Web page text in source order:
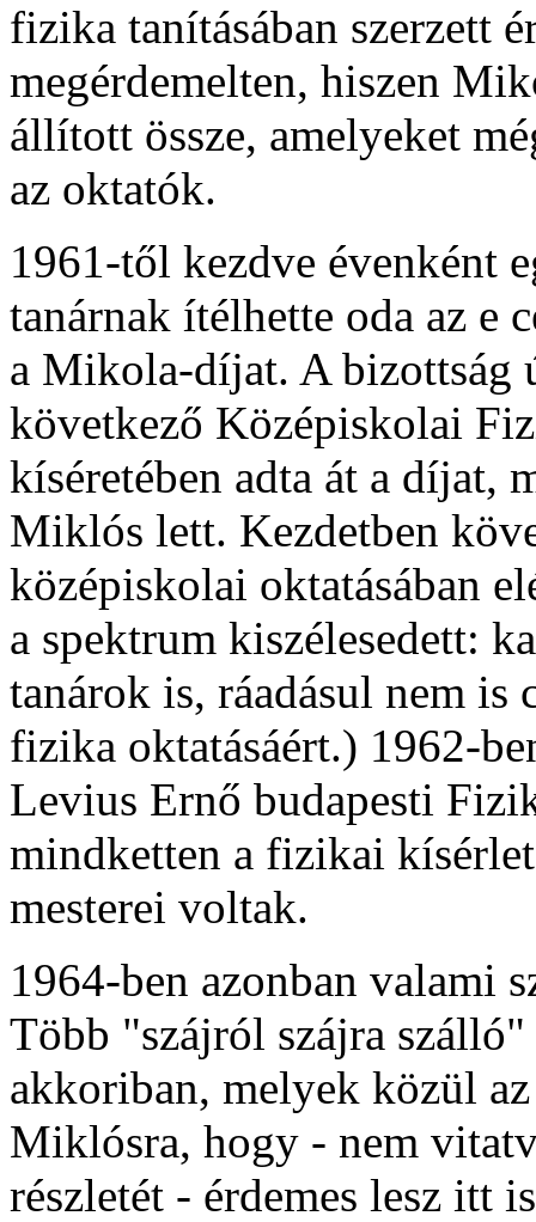
fizika tanításában szerzett
megérdemelten, hiszen
állított össze, amelyeket
az oktatók.
1961-től kezdve évenként
tanárnak ítélhette oda az e
a Mikola-díjat. A bizottság
következő Középiskolai
kíséretében adta át a díjat,
Miklós lett. Kezdetben
középiskolai oktatásában
a spektrum kiszélesedett:
tanárok is, ráadásul nem is
fizika oktatásáért.) 1962-
Levius Ernő budapesti
mindketten a fizikai
mesterei voltak.
1964-ben azonban valami
Több "szájról szájra
akkoriban, melyek közül
Miklósra, hogy - nem
részletét - érdemes lesz itt